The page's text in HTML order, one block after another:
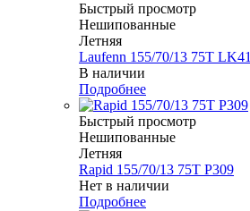
Быстрый просмотр
Нешипованные
Летняя
Laufenn 155/70/13 75T LK41
В наличии
Подробнее
Быстрый просмотр
Нешипованные
Летняя
Rapid 155/70/13 75T P309
Нет в наличии
Подробнее